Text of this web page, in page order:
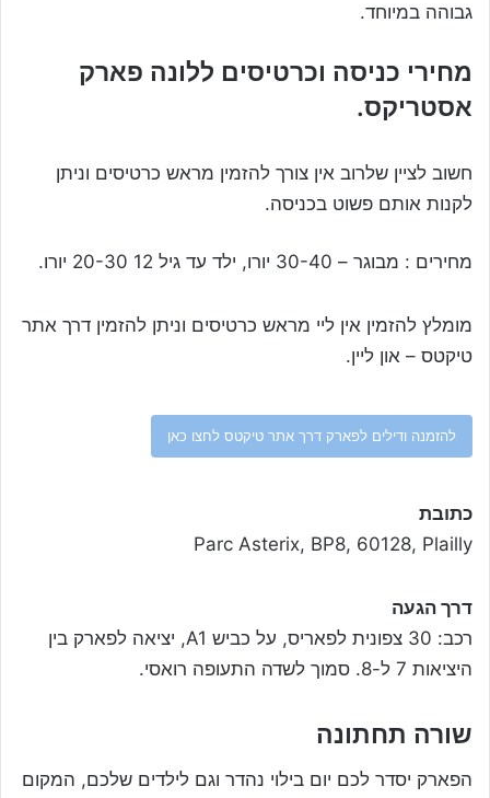
גבוהה במיוחד.
מחירי כניסה וכרטיסים ללונה פארק
אסטריקס.
חשוב לציין שלרוב אין צורך להזמין מראש כרטיסים וניתן
לקנות אותם פשוט בכניסה.
מחירים : מבוגר – 30-40 יורו, ילד עד גיל 12 20-30 יורו.
מומלץ להזמין אין ליי מראש כרטיסים וניתן להזמין דרך אתר
טיקטס – און ליין.
להזמנה ודילים לפארק דרך אתר טיקטס לחצו כאן
כתובת
Parc Asterix, BP8, 60128, Plailly
דרך הגעה
רכב: 30 צפונית לפאריס, על כביש A1, יציאה לפארק בין
היציאות 7 ל-8. סמוך לשדה התעופה רואסי.
שורה תחתונה
הפארק יסדר לכם יום בילוי נהדר וגם לילדים שלכם, המקום